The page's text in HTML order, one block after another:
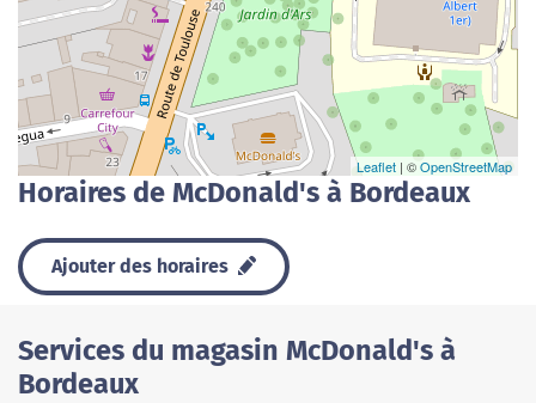
Leaflet | ©OpenStreetMap
Horaires de McDonald's à Bordeaux
Ajouter des horaires
Services du magasin McDonald's à
Bordeaux